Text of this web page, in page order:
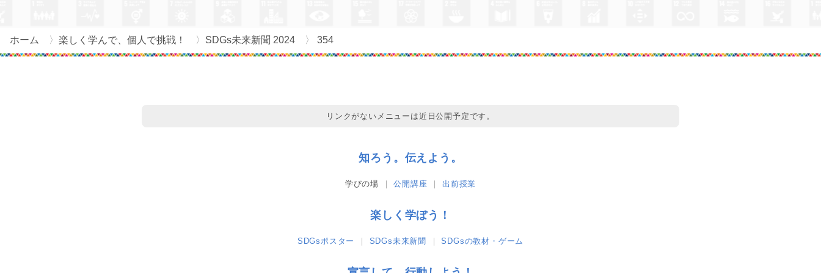
ホーム 楽しく学んで、個人で挑戦！ SDGs未来新聞 2024 354
リンクがないメニューは近日公開予定です。
知ろう。伝えよう。
学びの場 公開講座 出前授業
楽しく学ぼう！
SDGsポスター SDGs未来新聞 SDGsの教材・ゲーム